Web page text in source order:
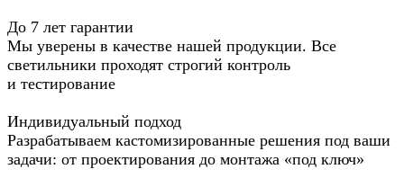
До 7 лет гарантии
Мы уверены в качестве нашей продукции. Все
светильники проходят строгий контроль
и тестирование
Индивидуальный подход
Разрабатываем кастомизированные решения под ваши
задачи: от проектирования до монтажа «под ключ»